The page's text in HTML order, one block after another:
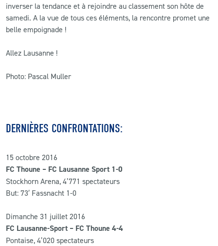
inverser la tendance et à rejoindre au classement son hôte de
samedi. A la vue de tous ces éléments, la rencontre promet une
belle empoignade !
Allez Lausanne !
Photo: Pascal Muller
DERNIÈRES CONFRONTATIONS:
15 octobre 2016
FC Thoune – FC Lausanne Sport 1-0
Stockhorn Arena, 4’771 spectateurs
But: 73′ Fassnacht 1-0
Dimanche 31 juillet 2016
FC Lausanne-Sport – FC Thoune 4-4
Pontaise, 4’020 spectateurs